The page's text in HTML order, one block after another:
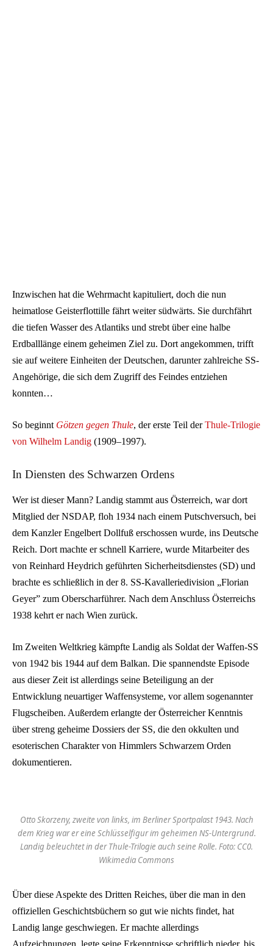
Inzwischen hat die Wehrmacht kapituliert, doch die nun
heimatlose Geisterflottille fährt weiter südwärts. Sie durchfährt
die tiefen Wasser des Atlantiks und strebt über eine halbe
Erdballlänge einem geheimen Ziel zu. Dort angekommen, trifft
sie auf weitere Einheiten der Deutschen, darunter zahlreiche SS-
Angehörige, die sich dem Zugriff des Feindes entziehen
konnten…
So beginnt Götzen gegen Thule, der erste Teil derThule-Trilogie
von Wilhelm Landig (1909–1997).
In Diensten des Schwarzen Ordens
Wer ist dieser Mann? Landig stammt aus Österreich, war dort
Mitglied der NSDAP, floh 1934 nach einem Putschversuch, bei
dem Kanzler Engelbert Dollfuß erschossen wurde, ins Deutsche
Reich. Dort machte er schnell Karriere, wurde Mitarbeiter des
von Reinhard Heydrich geführten Sicherheitsdienstes (SD) und
brachte es schließlich in der 8. SS-Kavalleriedivision „Florian
Geyer” zum Oberscharführer. Nach dem Anschluss Österreichs
1938 kehrt er nach Wien zurück.
Im Zweiten Weltkrieg kämpfte Landig als Soldat der Waffen-SS
von 1942 bis 1944 auf dem Balkan. Die spannendste Episode
aus dieser Zeit ist allerdings seine Beteiligung an der
Entwicklung neuartiger Waffensysteme, vor allem sogenannter
Flugscheiben. Außerdem erlangte der Österreicher Kenntnis
über streng geheime Dossiers der SS, die den okkulten und
esoterischen Charakter von Himmlers Schwarzem Orden
dokumentieren.
Otto Skorzeny, zweite von links, im Berliner Sportpalast 1943. Nach
dem Krieg war er eine Schlüsselfigur im geheimen NS-Untergrund.
Landig beleuchtet in der Thule-Trilogie auch seine Rolle. Foto: CC0.
Wikimedia Commons
Über diese Aspekte des Dritten Reiches, über die man in den
offiziellen Geschichtsbüchern so gut wie nichts findet, hat
Landig lange geschwiegen. Er machte allerdings
Aufzeichnungen, legte seine Erkenntnisse schriftlich nieder, bis